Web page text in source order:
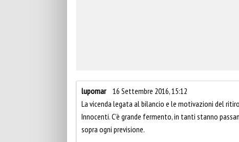
lupomar
16 Settembre 2016, 15:12
La vicenda legata al bilancio e le motivazioni del
Innocenti. C’è grande fermento, in tanti stanno
sopra ogni previsione.